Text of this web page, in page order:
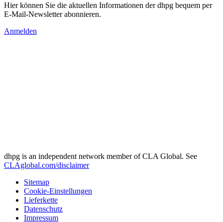
Hier können Sie die aktuellen Informationen der dhpg bequem per
E-Mail-Newsletter abonnieren.
Anmelden
dhpg is an independent network member of CLA Global. See
CLAglobal.com/disclaimer
Sitemap
Cookie-Einstellungen
Lieferkette
Datenschutz
Impressum